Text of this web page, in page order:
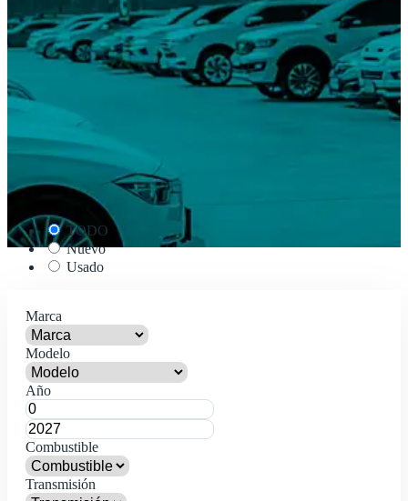
TODO
Nuevo
Usado
Marca
Modelo
Año
Combustible
Transmisión